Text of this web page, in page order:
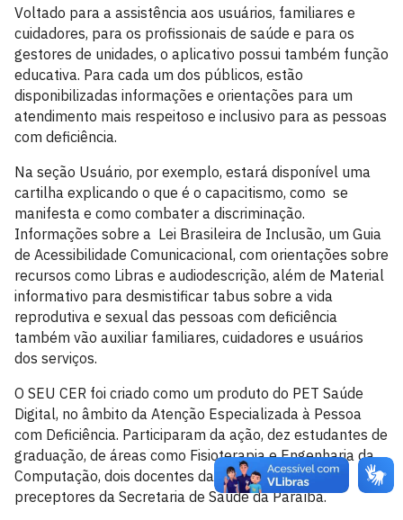
Voltado para a assistência aos usuários, familiares e
cuidadores, para os profissionais de saúde e para os
gestores de unidades, o aplicativo possui também função
educativa. Para cada um dos públicos, estão
disponibilizadas informações e orientações para um
atendimento mais respeitoso e inclusivo para as pessoas
com deficiência.
Na seção Usuário, por exemplo, estará disponível uma
cartilha explicando o que é o capacitismo, como se
manifesta e como combater a discriminação.
Informações sobre a Lei Brasileira de Inclusão, um Guia
de Acessibilidade Comunicacional, com orientações sobre
recursos como Libras e audiodescrição, além de Material
informativo para desmistificar tabus sobre a vida
reprodutiva e sexual das pessoas com deficiência
também vão auxiliar familiares, cuidadores e usuários
dos serviços.
O SEU CER foi criado como um produto do PET Saúde
Digital, no âmbito da Atenção Especializada à Pessoa
com Deficiência. Participaram da ação, dez estudantes de
graduação, de áreas como Fisioterapia e Engenharia da
Computação, dois docentes da UFPB e quatro
preceptores da Secretaria de Saúde da Paraíba.